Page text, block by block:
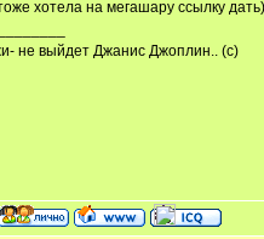
хотела на мегашару ссылку
не выйдет Джанис Джоплин.. (с)